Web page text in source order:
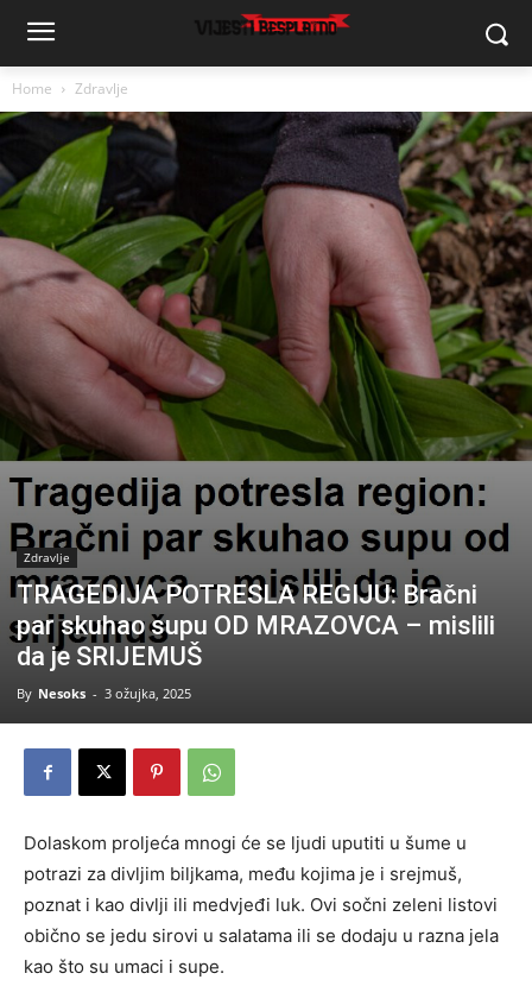
Home Zdravlje
Zdravlje
TRAGEDIJA POTRESLA REGIJU: Bračni
par skuhao supu OD MRAZOVCA – mislili
da je SRIJEMUŠ
By Nesoks - 3 ožujka, 2025
Dolaskom proljeća mnogi će se ljudi uputiti u šume u
potrazi za divljim biljkama, među kojima je i srejmuš,
poznat i kao divlji ili medvjeđi luk. Ovi sočni zeleni listovi
obično se jedu sirovi u salatama ili se dodaju u razna jela
kao što su umaci i supe.